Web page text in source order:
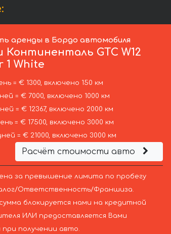
аренды в Бордо автомобиля
Континенталь GTC W12
1 White
= € 1300, включено 150 км
= € 7000, включено 1000 км
= € 12367, включено 2000 км
= € 17500, включено 3000 км
= € 21000, включено 3000 км
Расчёт стоимости авто
за превышение лимита по пробегу
Ответственность/Франшиза.
блокируется нами на кредитной
ИЛИ предоставляется Вами
при получении авто.